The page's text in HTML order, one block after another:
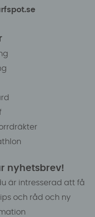
nyhetsbrev!
är intresserad att få
och råd och ny